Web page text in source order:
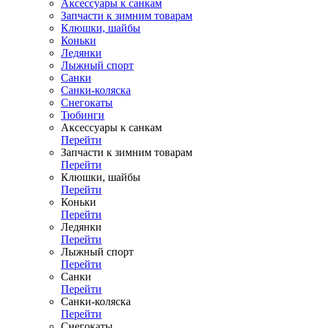
Аксессуары к санкам
Запчасти к зимним товарам
Клюшки, шайбы
Коньки
Ледянки
Лыжный спорт
Санки
Санки-коляска
Снегокаты
Тюбинги
Аксессуары к санкам
Перейти
Запчасти к зимним товарам
Перейти
Клюшки, шайбы
Перейти
Коньки
Перейти
Ледянки
Перейти
Лыжный спорт
Перейти
Санки
Перейти
Санки-коляска
Перейти